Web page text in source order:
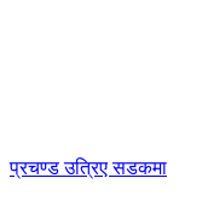
प्रचण्ड उत्रिए सडकमा